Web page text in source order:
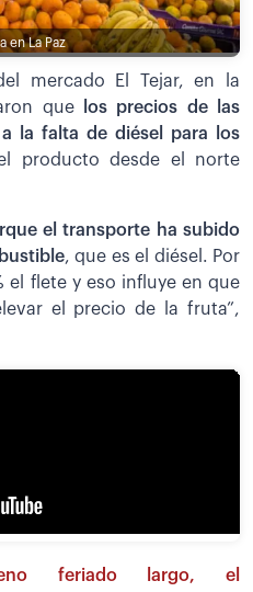
en La Paz
mercado El Tejar, en la
quelos precios de las
la falta de diésel para los
producto desde el norte
el transporte ha subido
, que es el diésel. Por
el flete y eso influye en que
el precio de la fruta”,
feriado largo, el